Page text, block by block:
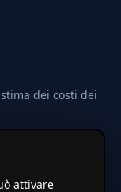
dei costi dei
coefficienti
attivare